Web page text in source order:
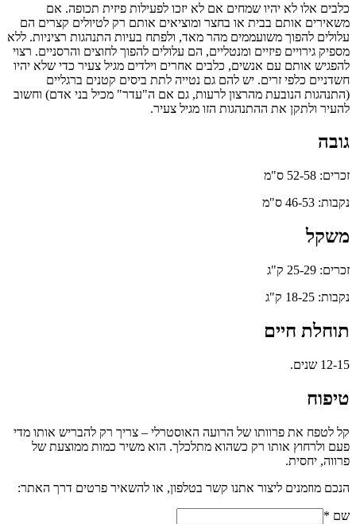
כלבים אלו לא יהיו שמחים אם לא יזכו לפעילות פיזית תכופה. אם
משאירים אותם בבית או בחצר ומוציאים אותם רק לטיולים קצרים הם
עלולים להפוך משועממים מהר מאד, ולפתח בעיות התנהגות רציניות. ללא
מספיק גירויים פיזיים ומנטליים, הם עלולים להפוך לחוצים והרסניים. רצוי
להפגיש אותם עם אנשים, כלבים אחרים וילדים מגיל צעיר כדי שלא יהיו
חשדניים כלפי זרים. יש להם גם נטייה לתת ביסים קטנים ברגליים
(התנהגות הנובעת מהרצון לרעות, גם אם ה"עדר" מכיל בני אדם) וחשוב
להעיר ולתקן את ההתנהגות הזו מגיל צעיר.
גובה
זכרים: 52-58 ס"מ
נקבות: 46-53 ס"מ
משקל
זכרים: 25-29 ק"ג
נקבות: 18-25 ק"ג
תוחלת חיים
12-15 שנים.
טיפוח
קל לטפח את פרוותו של הרועה האוסטרלי – צריך רק להבריש אותו מדי
פעם ולרחוץ אותו רק כשהוא מתלכלך. הוא משיר כמות ממוצעת של
פרווה, יחסית.
הנכם מוזמנים ליצור אתנו קשר בטלפון, או להשאיר פרטים דרך האתר:
שם *